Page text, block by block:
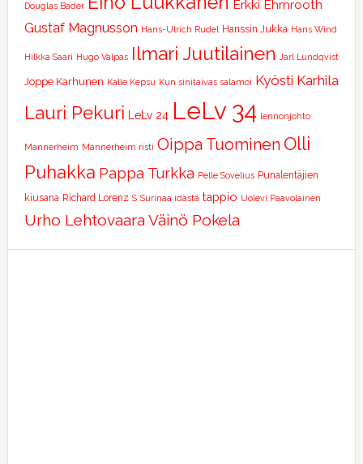
Douglas Bader
Erkki Ehrnrooth
Gustaf Magnusson Hans-Ulrich Rudel Hanssin Jukka Hans Wind
Hilkka Saari Hugo Valpas Ilmari Juutilainen Jarl Lundqvist
Joppe Karhunen Kalle Kepsu Kun sinitaivas salamoi Kyösti Karhila
Lauri Pekuri LeLv 24 LeLv 34 lennonjohto
Mannerheim Mannerheim risti Oippa Tuominen Olli
Puhakka Pappa Turkka Pelle Sovelius Punalentäjien
kiusana Richard Lorenz S Surinaa idästä tappio Uolevi Paavolainen
Urho Lehtovaara Väinö Pokela